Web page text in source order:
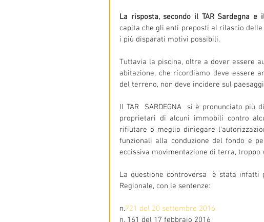
La risposta, secondo il TAR Sardegna
capita che gli enti preposti al rilascio
i più disparati motivi possibili.
Tuttavia la piscina, oltre a dover essere
abitazione, che ricordiamo deve essere
del terreno, non deve incidere sul
Il TAR  SARDEGNA  si è pronunciato
proprietari di alcuni immobili contro
rifiutare o meglio diniegare
funzionali alla conduzione del fondo e
eccissiva movimentazione di terra, troppo
La questione controversa  è stata infatti
Regionale, con le sentenze:
n.721 del 20 settembre 2016
n. 161 del 17 febbraio 2016